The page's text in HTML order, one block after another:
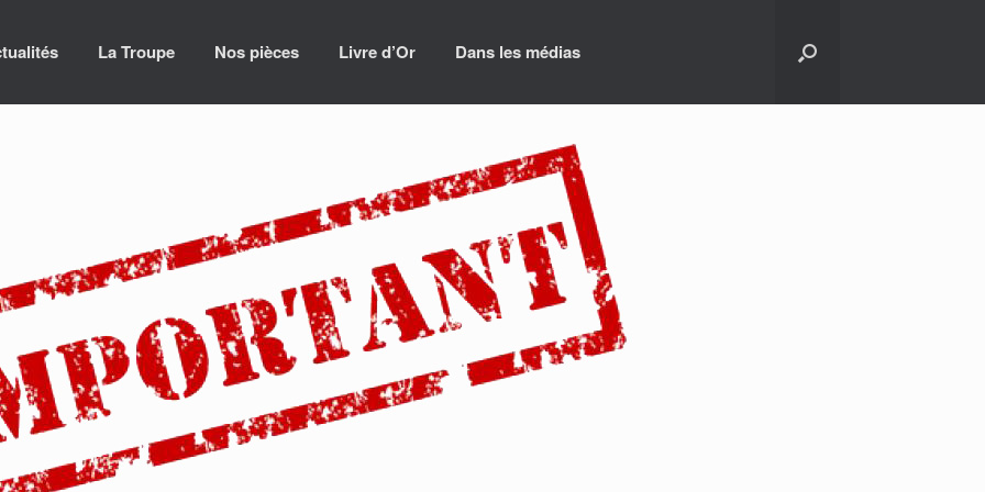
La Troupe Nos pièces Livre d’Or Dans les médias